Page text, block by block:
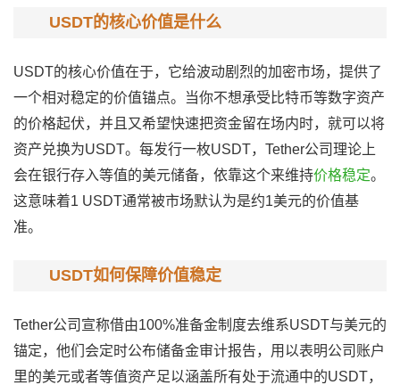
USDT的核心价值是什么
USDT的核心价值在于，它给波动剧烈的加密市场，提供了
一个相对稳定的价值锚点。当你不想承受比特币等数字资产
的价格起伏，并且又希望快速把资金留在场内时，就可以将
资产兑换为USDT。每发行一枚USDT，Tether公司理论上
会在银行存入等值的美元储备，依靠这个来维持价格稳定。
这意味着1 USDT通常被市场默认为是约1美元的价值基
准。
USDT如何保障价值稳定
Tether公司宣称借由100%准备金制度去维系USDT与美元的
锚定，他们会定时公布储备金审计报告，用以表明公司账户
里的美元或者等值资产足以涵盖所有处于流通中的USDT，